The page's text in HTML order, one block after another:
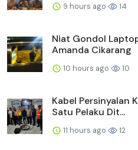
9 hours ago 14
Niat Gondol
Amanda Cikarang
10 hours ago 10
Kabel Persinyalan
Satu Pelaku Dit...
11 hours ago 12